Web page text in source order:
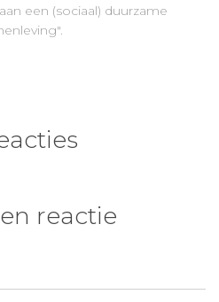
een (sociaal) duurzame
reactie